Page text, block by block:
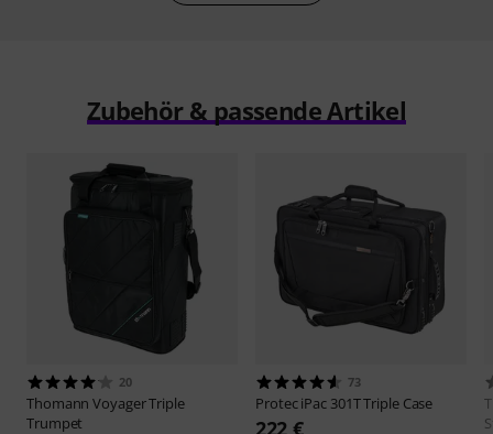
Zubehör & passende Artikel
20
ThomannVoyager Triple
Trumpet
73
ProteciPac 301T Triple Case
222 €